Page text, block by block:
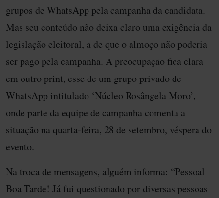
grupos de WhatsApp pela campanha da candidata.
Mas seu conteúdo não deixa claro uma exigência da
legislação eleitoral, a de que o almoço não poderia
ser pago pela campanha. A preocupação fica clara
em outro print, esse de um grupo privado de
WhatsApp intitulado ‘Núcleo Rosângela Moro’,
onde parte da equipe de campanha comenta a
situação na quarta-feira, 28 de setembro, véspera do
evento.
Na troca de mensagens, alguém informa: “Pessoal
Boa Tarde! Já fui questionado por diversas pessoas